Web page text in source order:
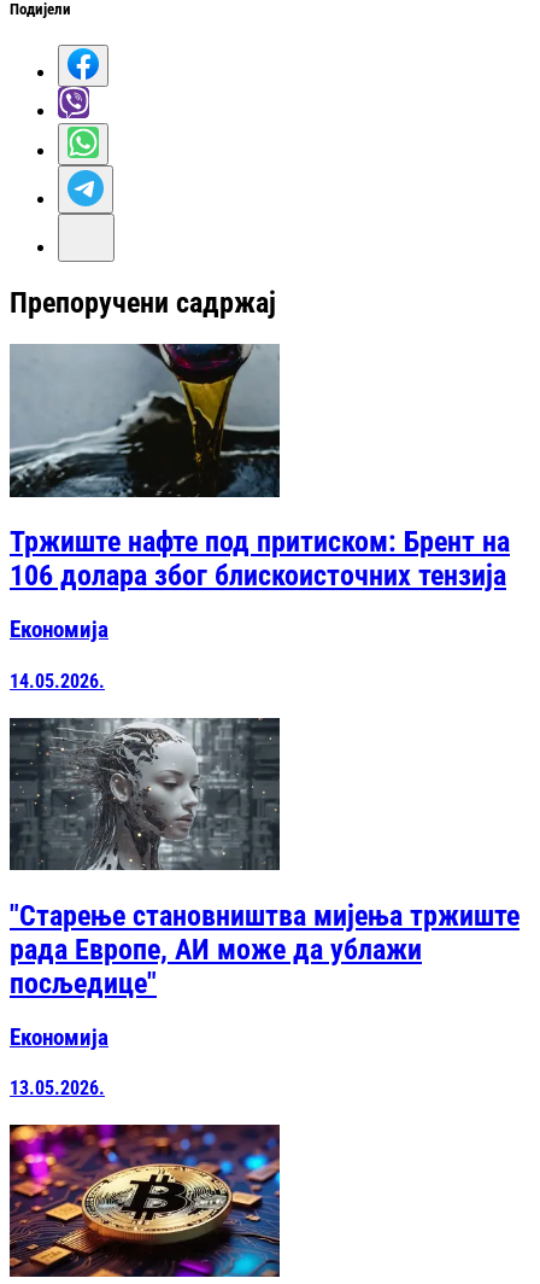
Подијели
Препоручени садржај
Тржиште нафте под притиском: Брент на
106 долара због блискоисточних тензија
Економија
14.05.2026.
"Старење становништва мијења тржиште
рада Европе, АИ може да ублажи
посљедице"
Економија
13.05.2026.